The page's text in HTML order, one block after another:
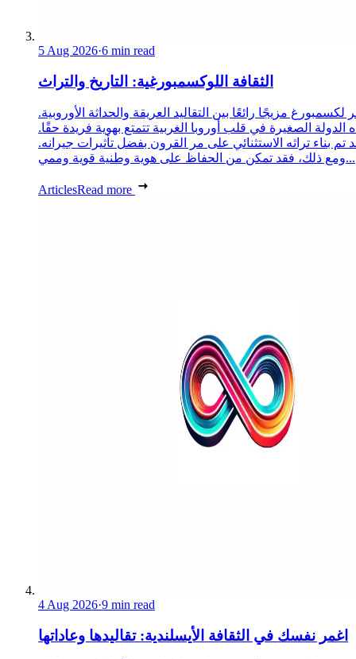
5 Aug 2026·6 min read
الثقافة اللوكسمبورغية: التاريخ والتراث
لكسمبورغ مزيجًا رائعًا بين التقاليد العريقة والحداثة الأوروبية.
الدولة الصغيرة في قلب أوروبا الغربية تتمتع بهوية فريدة حقًا.
تم بناء تراثه الاستثنائي على مر القرون بفضل تأثيرات جيرانه.
ومع ذلك، فقد تمكن من الحفاظ على هوية وطنية قوية وممي...
ArticlesRead more
4 Aug 2026·9 min read
اغمر نفسك في الثقافة الأيسلندية: تقاليدها وعاداتها